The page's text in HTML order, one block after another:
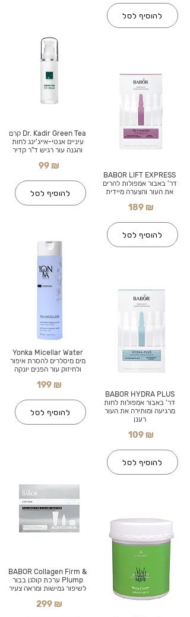
Dr. Kadir Green Tea קרם
עיניים אנטי-אייג'ינג לחות
והגנה עור רגיש ד"ר קדיר
99 ₪
להוסיף לסל
Yonka Micellar Water
מים מיסלרים להסרת איפור
ולחיזוק עור הפנים יונקה
199 ₪
להוסיף לסל
BABOR Collagen Firm &
Plump ערכת קולגן בבור
לשיפור גמישות ומראה צעיר
299 ₪
להוסיף לסל
BABOR LIFT EXPRESS
דר' באבור אמפולות להרים
את העור והצערה מיידית
189 ₪
להוסיף לסל
BABOR HYDRA PLUS
דר' באבור אמפולות לחות
מרגיעה ומותירה את העור
רענן
109 ₪
להוסיף לסל